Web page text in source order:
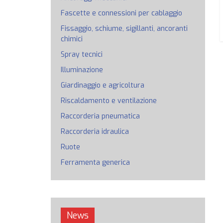
Fascette e connessioni per cablaggio
Fissaggio, schiume, sigillanti, ancoranti
chimici
Spray tecnici
Illuminazione
Giardinaggio e agricoltura
Riscaldamento e ventilazione
Raccorderia pneumatica
Raccorderia idraulica
Ruote
Ferramenta generica
News